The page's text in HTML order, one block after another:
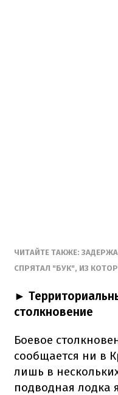
ЧИТАЙТЕ ТАКЖЕ:
СПРЯТАЛ "БУК", ИЗ
►
столкновение
Боевое
сообщается ни в
лишь в
подводная лодка